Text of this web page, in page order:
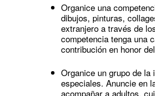
Organice una
dibujos, pinturas,
extranjero a través de
competencia tenga una
contribución en honor
Organice un grupo de la
especiales. Anuncie en
acompañar a adultos,